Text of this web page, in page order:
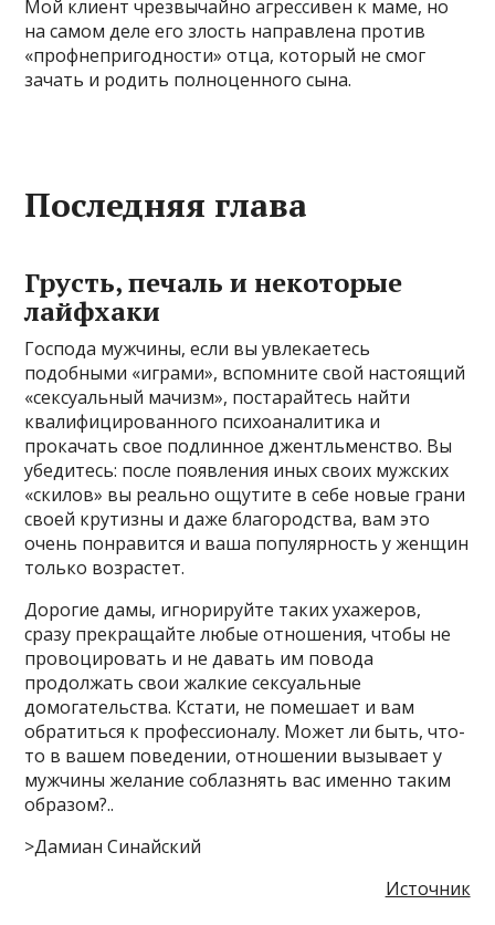
Мой клиент чрезвычайно агрессивен к маме, но
на самом деле его злость направлена против
«профнепригодности» отца, который не смог
зачать и родить полноценного сына.
Последняя глава
Грусть, печаль и некоторые
лайфхаки
Господа мужчины, если вы увлекаетесь
подобными «играми», вспомните свой настоящий
«сексуальный мачизм», постарайтесь найти
квалифицированного психоаналитика и
прокачать свое подлинное джентльменство. Вы
убедитесь: после появления иных своих мужских
«скилов» вы реально ощутите в себе новые грани
своей крутизны и даже благородства, вам это
очень понравится и ваша популярность у женщин
только возрастет.
Дорогие дамы, игнорируйте таких ухажеров,
сразу прекращайте любые отношения, чтобы не
провоцировать и не давать им повода
продолжать свои жалкие сексуальные
домогательства. Кстати, не помешает и вам
обратиться к профессионалу. Может ли быть, что-
то в вашем поведении, отношении вызывает у
мужчины желание соблазнять вас именно таким
образом?..
>Дамиан Синайский
Источник